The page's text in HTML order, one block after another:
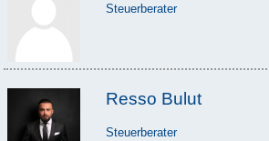
Steuerberater
Resso Bulut
Steuerberater